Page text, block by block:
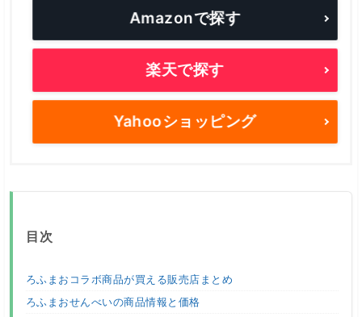
Amazonで探す
楽天で探す
Yahooショッピング
目次
ろふまおコラボ商品が買える販売店まとめ
ろふまおせんべいの商品情報と価格